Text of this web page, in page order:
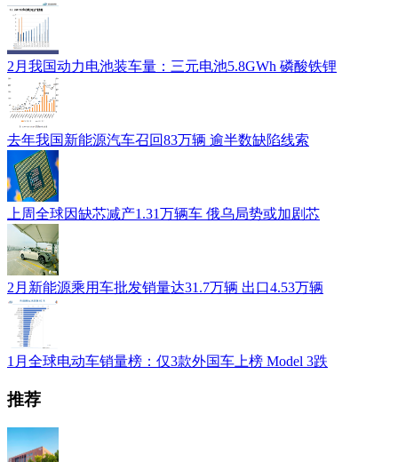
2月我国动力电池装车量：三元电池5.8GWh 磷酸铁锂
去年我国新能源汽车召回83万辆 逾半数缺陷线索
上周全球因缺芯减产1.31万辆车 俄乌局势或加剧芯
2月新能源乘用车批发销量达31.7万辆 出口4.53万辆
1月全球电动车销量榜：仅3款外国车上榜 Model 3跌
推荐